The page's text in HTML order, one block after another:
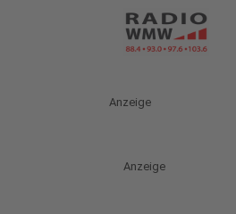
Anzeige
Anzeige